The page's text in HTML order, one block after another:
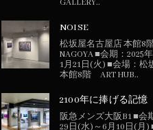
GALLERY..
NOISE
松坂屋名古屋店 本館8
NAGOYA ■会期：2025
1月21日(火) ■会場：松
本館8階 ART HUB..
2100年に捧げる記憶
阪急メンズ大阪B1 ■会
29日(水)～6月10日(月)